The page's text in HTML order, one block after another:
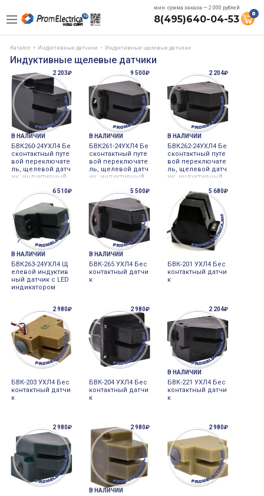
мин. сумма заказа — 2.000 рублей
8(495)640-04-53 0
Каталог Индуктивные датчики Индуктивные щелевые датчики
Индуктивные щелевые датчики
2 203₽
В НАЛИЧИИ
БВК260-24УХЛ4 Бе
сконтактный путе
вой переключате
ль, щелевой датч
ик, индуктивный
ели 6 мм, 20,426,4
Вольт, 91 Ом, 1 кГ
9 500₽
В НАЛИЧИИ
БВК261-24УХЛ4 Бе
сконтактный путе
вой переключате
ль, щелевой датч
ик, индуктивный
ели 6 мм, 20,426,4
Вольт, 91 Ом, 1 кГ
ц
2 204₽
В НАЛИЧИИ
БВК262-24УХЛ4 Бе
сконтактный путе
вой переключате
ль, щелевой датч
ик, индуктивный
ели 6 мм, 20,426,4
Вольт, 91 Ом, 1 кГ
6 510₽
В НАЛИЧИИ
БВК263-24УХЛ4 Щ
елевой индуктив
ный датчик с LED
индикатором
5 500₽
В НАЛИЧИИ
БВК-265 УХЛ4 Бес
контактный датчи
к
5 680₽
БВК-201 УХЛ4 Бес
контактный датчи
к
2 980₽
БВК-203 УХЛ4 Бес
контактный датчи
к
2 980₽
БВК-204 УХЛ4 Бес
контактный датчи
к
2 204₽
В НАЛИЧИИ
БВК-221 УХЛ4 Бес
контактный датчи
к
2 980₽ 2 980₽
В НАЛИЧИИ
2 980₽